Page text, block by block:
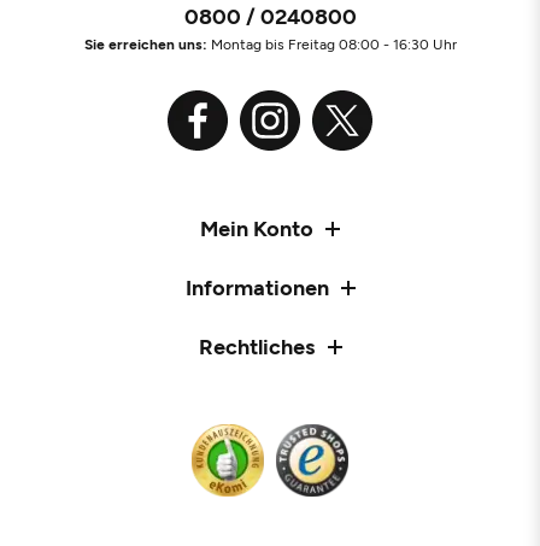
0800 / 0240800
Sie erreichen uns: Montag bis Freitag 08:00 - 16:30 Uhr
Mein Konto
Informationen
Rechtliches